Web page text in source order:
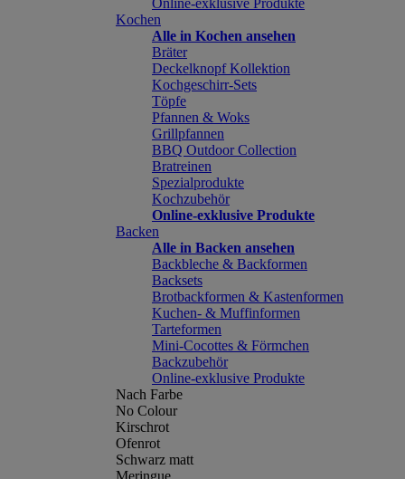
Online-exklusive Produkte
Kochen
Alle in Kochen ansehen
Bräter
Deckelknopf Kollektion
Kochgeschirr-Sets
Töpfe
Pfannen & Woks
Grillpfannen
BBQ Outdoor Collection
Bratreinen
Spezialprodukte
Kochzubehör
Online-exklusive Produkte
Backen
Alle in Backen ansehen
Backbleche & Backformen
Backsets
Brotbackformen & Kastenformen
Kuchen- & Muffinformen
Tarteformen
Mini-Cocottes & Förmchen
Backzubehör
Online-exklusive Produkte
Nach Farbe
No Colour
Kirschrot
Ofenrot
Schwarz matt
Meringue